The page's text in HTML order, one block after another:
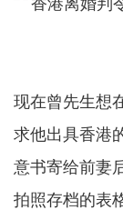
现在曾先生想
求他出具香港
意书寄给前妻
拍照存档的表